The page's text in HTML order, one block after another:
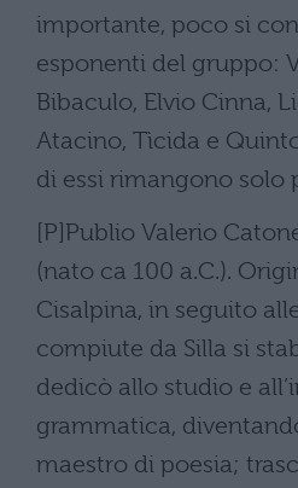
importante, poco si
esponenti del gruppo:
Bibaculo, Elvio Cinna,
Atacino, Tìcida e
di essi rimangono solo
[P]Publio Valerio
(nato ca 100 a.C.).
Cisalpina, in seguito
compiute da Silla si
dedicò allo studio e
grammatica,
maestro di poesia;